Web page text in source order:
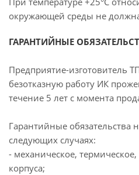
окружающей среды не
ГАРАНТИЙНЫЕ
Предприятие-изготовитель
безотказную работу ИК
течение 5 лет с момента
Гарантийные обязательства
следующих случаях:
- механическое,
корпуса;